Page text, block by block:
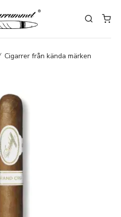
Cigarrer från kända märken